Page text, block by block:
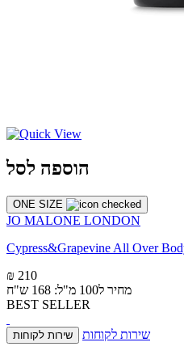
הוספה לסל
ONE SIZE
JO MALONE LONDON
Cypress&Grapevine All Over
₪ 210
מחיר ל100 מ"ל: 168 ש"ח
BEST SELLER
שירות לקוחות שירות לקוחות